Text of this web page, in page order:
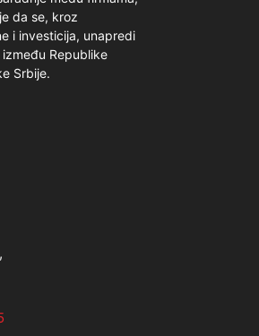
da se, kroz
i investicija, unapredi
Republike
Srbije.